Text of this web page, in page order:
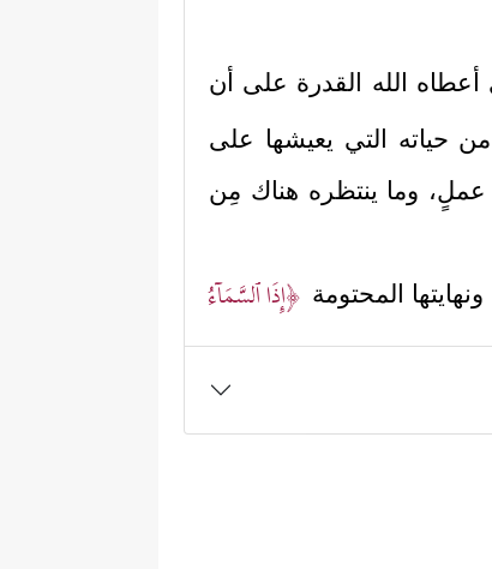
الله القدرة على أن
حياته التي يعيشها على
عملٍ، وما ينتظره هناك مِن
المحتومة ﴿إِذَا ٱلسَّمَاۤءُ
هنا سيلقاه هناك